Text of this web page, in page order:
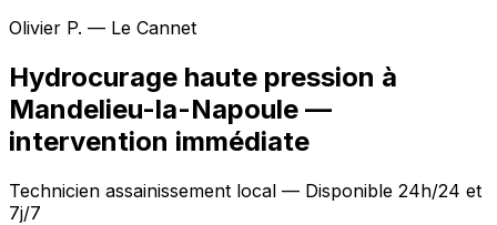
Olivier P. — Le Cannet
Hydrocurage haute pression à
Mandelieu-la-Napoule —
intervention immédiate
Technicien assainissement local — Disponible 24h/24 et
7j/7